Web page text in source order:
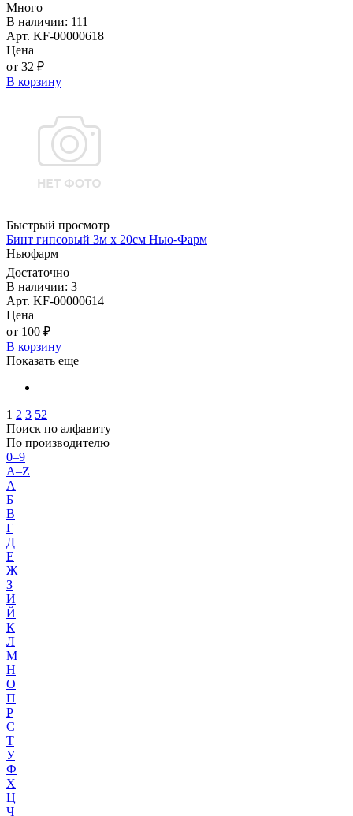
Много
В наличии: 111
Арт. KF-00000618
Цена
от 32 ₽
В корзину
Быстрый просмотр
Бинт гипсовый 3м х 20см Нью-Фарм
Ньюфарм
Достаточно
В наличии: 3
Арт. KF-00000614
Цена
от 100 ₽
В корзину
Показать еще
1 2 3 52
Поиск по алфавиту
По производителю
0–9
A–Z
А
Б
В
Г
Д
Е
Ж
З
И
Й
К
Л
М
Н
О
П
Р
С
Т
У
Ф
Х
Ц
Ч